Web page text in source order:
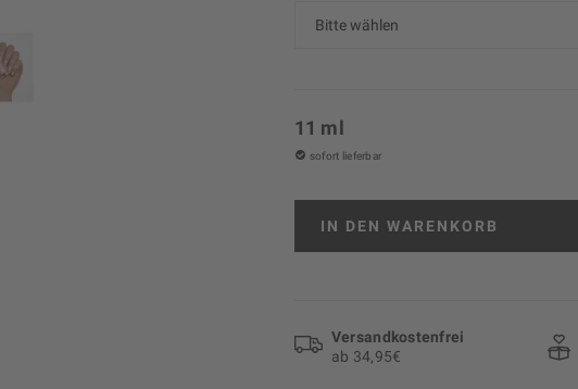
11 ml
sofort lieferbar
IN DEN WARENKORB
Versand­kosten­frei
ab 34,95€